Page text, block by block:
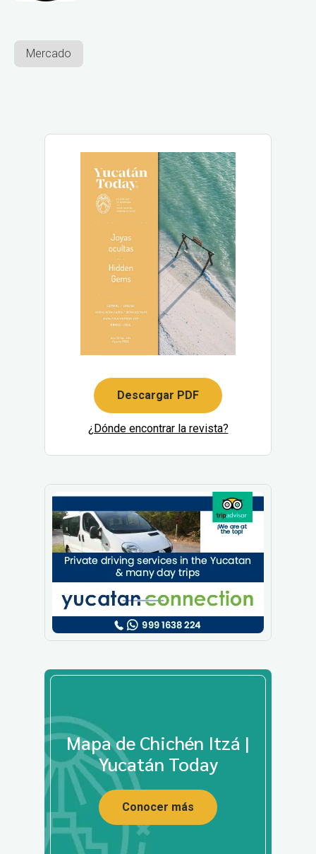
Mercado
Descargar PDF
¿Dónde encontrar la revista?
Mapa de Chichén Itzá |
Yucatán Today
Conocer más